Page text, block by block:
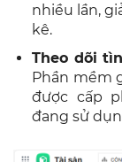
nhiều lần,
kê.
Theo dõi
Phần mềm
được cấp
đang sử